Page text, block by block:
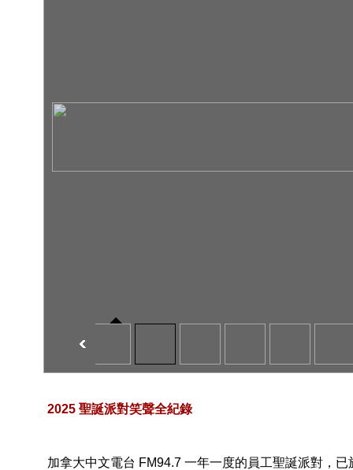
2025 聖誕派對笑聲全紀錄
加拿大中文電台 FM94.7 一年一度的員工聖誕派對，